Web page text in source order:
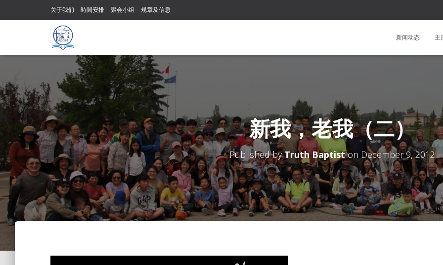
关于我们 時間安排 聚会小组 规章及信息
新闻动态 主
新我，老我（二）
Published byTruth Baptiston December 9, 2012